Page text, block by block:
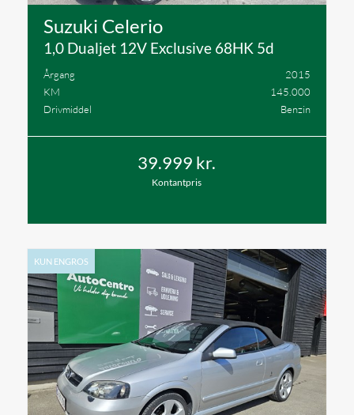
Suzuki Celerio
1,0 Dualjet 12V Exclusive 68HK 5d
39.999 kr.
Kontantpris
2015
Årgang
145.000
KM
Benzin
Drivmiddel
KUN ENGROS